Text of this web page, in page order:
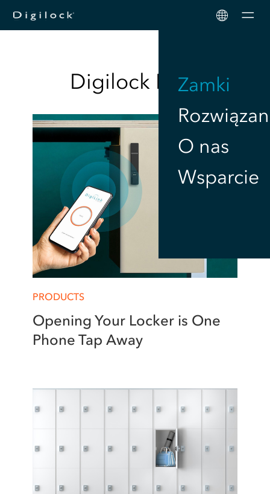
Zamki
O nas
Wsparcie
Digilock Blog
PRODUCTS
Opening Your Locker is One
Phone Tap Away